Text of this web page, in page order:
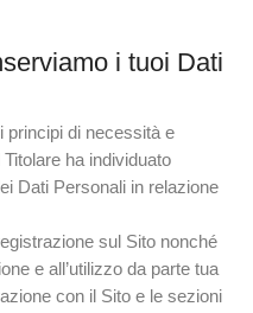
i tuoi Dati
principi di necessità e
ha individuato
Dati Personali in relazione
sul Sito nonché
e all’utilizzo da parte tua
con il Sito e le sezioni